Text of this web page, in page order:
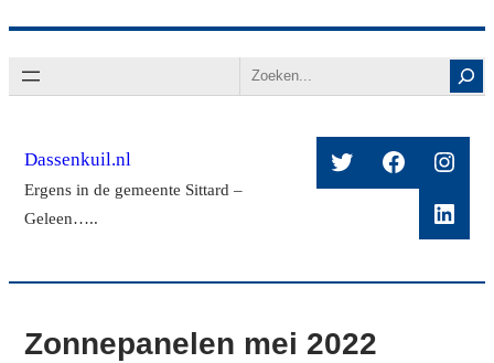
naar
Search
Dassenkuil.nl
Ergens in de gemeente Sittard –
Geleen…..
TwitterFacebook
Zonnepanelen mei 2022